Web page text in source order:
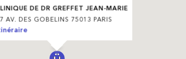
DE DR GREFFET JEAN-MARIE
AV. DES GOBELINS 75013 PARIS